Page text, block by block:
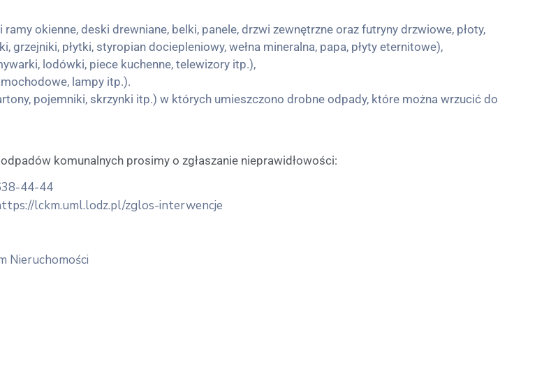
okienne, deski drewniane, belki, panele, drzwi zewnętrzne oraz futryny drzwiowe, płoty,
płytki, styropian dociepleniowy, wełna mineralna, papa, płyty eternitowe),
lodówki, piece kuchenne, telewizory itp.),
lampy itp.).
pojemniki, skrzynki itp.) w których umieszczono drobne odpady, które można wrzucić do
komunalnych prosimy o zgłaszanie nieprawidłowości:
44-44
lckm.uml.lodz.pl/zglos-interwencje
Nieruchomości